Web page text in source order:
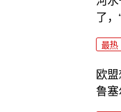
了，
最热
欧
鲁